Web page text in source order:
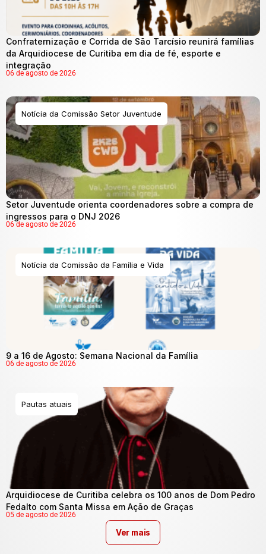
Confraternização e Corrida de São Tarcísio reunirá famílias
da Arquidiocese de Curitiba em dia de fé, esporte e
integração
06 de agosto de 2026
Notícia da Comissão Setor Juventude
Setor Juventude orienta coordenadores sobre a compra de
ingressos para o DNJ 2026
06 de agosto de 2026
Notícia da Comissão da Família e Vida
9 a 16 de Agosto: Semana Nacional da Família
06 de agosto de 2026
Pautas atuais
Arquidiocese de Curitiba celebra os 100 anos de Dom Pedro
Fedalto com Santa Missa em Ação de Graças
05 de agosto de 2026
Ver mais